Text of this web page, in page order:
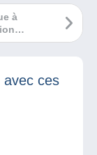
à
avec ces